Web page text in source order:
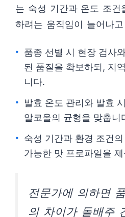
는 숙성 기간과 온도 조건
하려는 움직임이 늘어나
품종 선별 시 현장 검사
된 품질을 확보하되, 지
니다.
발효 온도 관리와 발효
알코올의 균형을 맞춥니
숙성 기간과 환경 조건
가능한 맛 프로파일을
전문가에 의하면
의 차이가 돌배주